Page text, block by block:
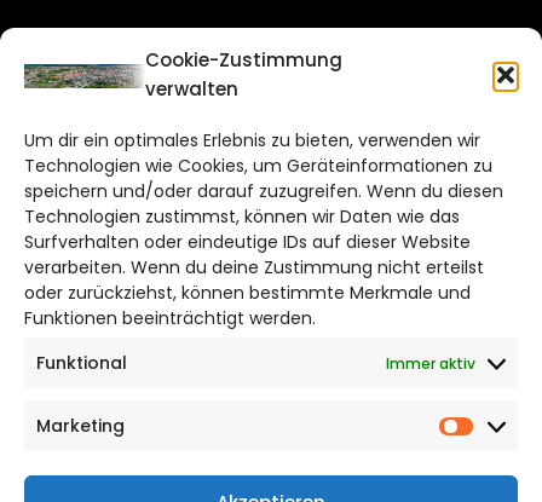
Cookie-Zustimmung
verwalten
Um dir ein optimales Erlebnis zu bieten, verwenden wir
Technologien wie Cookies, um Geräteinformationen zu
speichern und/oder darauf zuzugreifen. Wenn du diesen
Technologien zustimmst, können wir Daten wie das
Surfverhalten oder eindeutige IDs auf dieser Website
verarbeiten. Wenn du deine Zustimmung nicht erteilst
oder zurückziehst, können bestimmte Merkmale und
Funktionen beeinträchtigt werden.
Funktional
Immer aktiv
Marketing
CITYLIFE!
Bruchtorwall 12
38100 Braunschweig
Telefon: 0531 387220 – 65
DAS STADTMAGAZIN FÜR
BRAUNSCHWEIG
Impressum
Cookie Richtlinie
CITYLIFE! BEI FACEBOOK